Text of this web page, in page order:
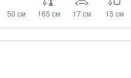
50 см 165 см 17 см 15 см